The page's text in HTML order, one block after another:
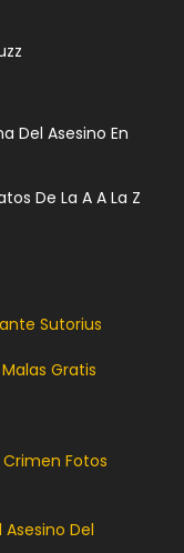
Del Asesino En
De La A A La Z
Sutorius
Gratis
Crimen Fotos
Asesino Del